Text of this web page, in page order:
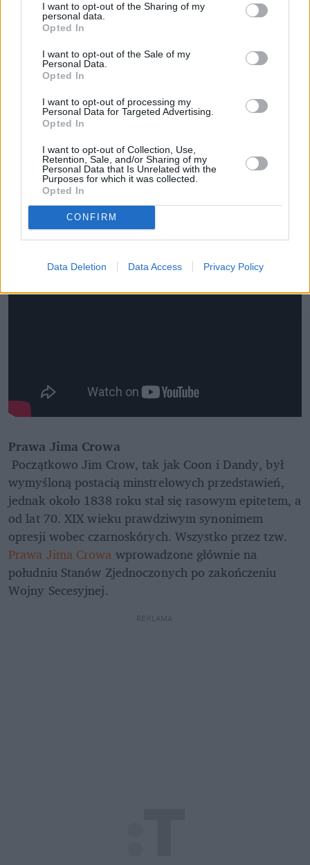
I want to opt-out of the Sharing of my
personal data.
Opted In
I want to opt-out of the Sale of my
Personal Data.
Opted In
I want to opt-out of processing my
Personal Data for Targeted Advertising.
Opted In
I want to opt-out of Collection, Use,
Retention, Sale, and/or Sharing of my
Personal Data that Is Unrelated with the
Purposes for which it was collected.
Opted In
CONFIRM
Data Deletion Data Access Privacy Policy
palonym korkiem, naśladującego taniec i śpiew
napotkanego czarnoskórego mężczyzny.
Daddy Rice ze swoją piosenkę "Jump Jim Crow"
zrobił furorę w salach od Louisville po Cincinnati,
Filadelfię i Nowy Jork. Zgarnął sławę i bogactwo,
występując także w Dublinie czy Londynie. Żył
jednak ponad stan i zmarł w biedzie 19 września
1860 roku. Wykreowana przez niego postać żyła
jednak długo po nim, a sam Jim Crow stał się
synonimem opresji wobec czarnoskórych i nazwą
całego systemu segregacji rasowej.
Prawa Jima Crowa
Początkowo Jim Crow, tak jak Coon i Dandy, był
wymyśloną postacią minstrelowych przedstawień,
jednak około 1838 roku stał się rasowym epitetem, a
od lat 70. XIX wieku prawdziwym synonimem
Prawa Jima Crowa wprowadzone głównie na
południu Stanów Zjednoczonych po zakończeniu
Wojny Secesyjnej.
REKLAMA